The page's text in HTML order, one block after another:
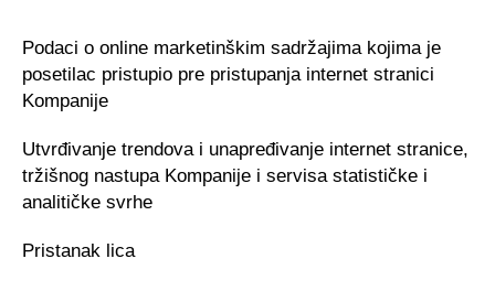
Podaci o online marketinškim sadržajima kojima je
posetilac pristupio pre pristupanja internet stranici
Kompanije
Utvrđivanje trendova i unapređivanje internet stranice,
tržišnog nastupa Kompanije i servisa statističke i
analitičke svrhe
Pristanak lica